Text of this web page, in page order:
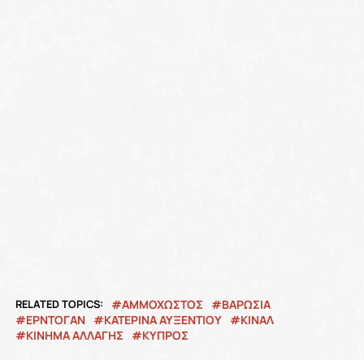
RELATED TOPICS: ΑΜΜΟΧΩΣΤΟΣ
ΒΑΡΩΣΙΑ
ΕΡΝΤΟΓΑΝ
ΚΑΤΕΡΙΝΑ ΑΥΞΕΝΤΙΟΥ
ΚΙΝΑΛ
ΚΙΝΗΜΑ ΑΛΛΑΓΗΣ
ΚΥΠΡΟΣ